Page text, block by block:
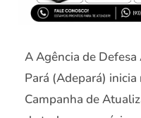
A Agência de
Pará (Adepará)
Campanha de